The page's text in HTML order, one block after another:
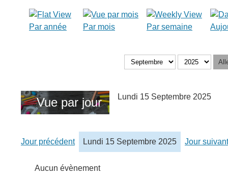
Par année Par mois Par semaine
Vue par jour Lundi 15 Septembre 2025
Jour précédent Lundi 15 Septembre 2025 Jour suivant
Aucun évènement